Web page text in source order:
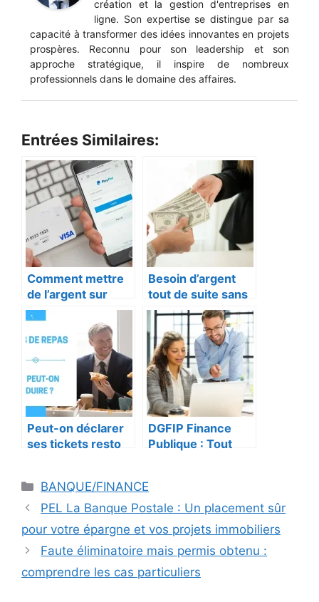
création et la gestion d'entreprises en
ligne. Son expertise se distingue par sa
capacité à transformer des idées innovantes en projets
prospères. Reconnu pour son leadership et son
approche stratégique, il inspire de nombreux
professionnels dans le domaine des affaires.
Entrées Similaires:
Comment mettre
de l’argent sur
PayPal : Guide
complet étape par
étape
Besoin d’argent
tout de suite sans
crédit : Solutions
rapides et
efficaces
Peut-on déclarer
ses tickets resto
DGFIP Finance
Publique : Tout
Catégories
BANQUE/FINANCE
PEL La Banque Postale : Un placement sûr
pour votre épargne et vos projets immobiliers
Faute éliminatoire mais permis obtenu :
comprendre les cas particuliers